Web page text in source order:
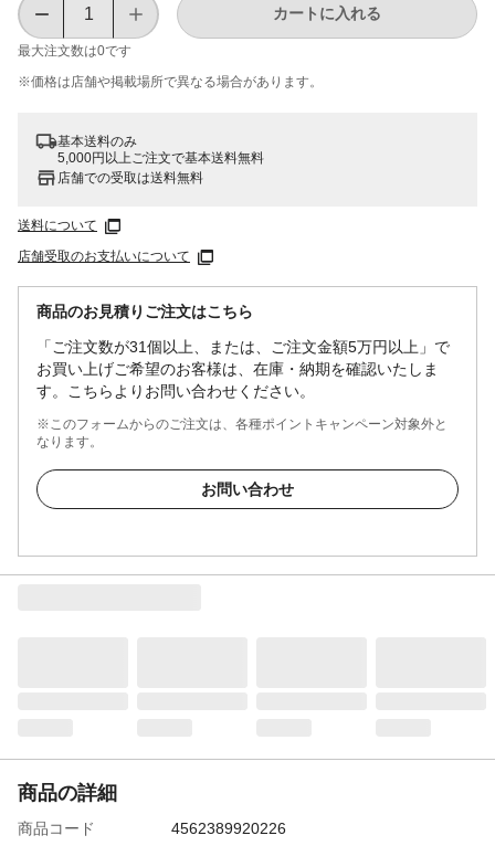
最大注文数は0です
カートに入れる
※価格は​店舗や​掲載場所で​異なる​場合が​あります。
基本送料のみ
5,000円以上ご注文で基本送料無料
店舗での受取は送料無料
送料について
店舗受取のお支払いについて
商品のお見積りご注文はこちら
「ご注文数が31個以上、または、ご注文金額5万円以上」で
お買い上げご希望のお客様は、在庫・納期を確認いたしま
す。こちらよりお問い合わせください。
※このフォームからのご注文は、各種ポイントキャンペーン対象外と
なります。
お問い合わせ
商品の詳細
商品コード
4562389920226